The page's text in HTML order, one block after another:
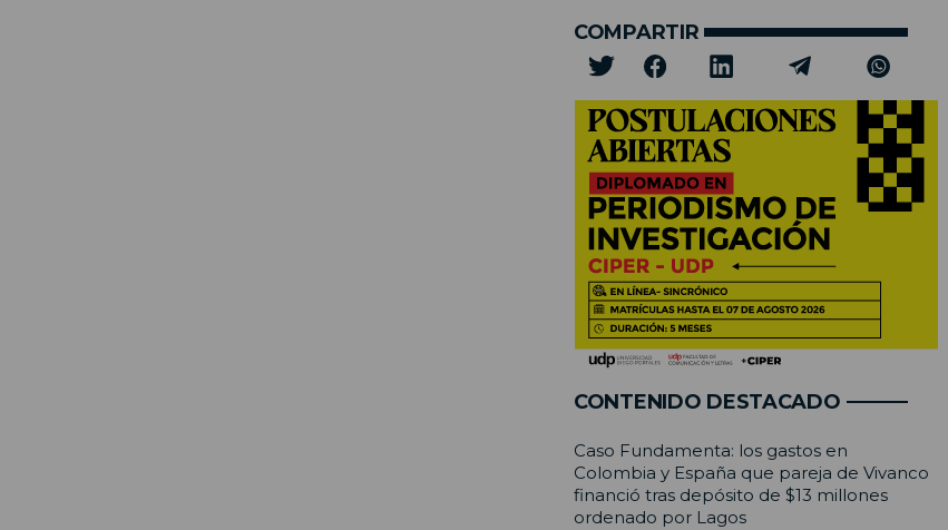
COMPARTIR
CONTENIDO DESTACADO
Caso Fundamenta: los gastos en
Colombia y España que pareja de Vivanco
financió tras depósito de $13 millones
ordenado por Lagos